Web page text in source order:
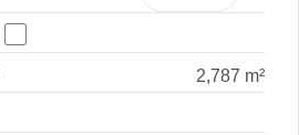
2,787 m²